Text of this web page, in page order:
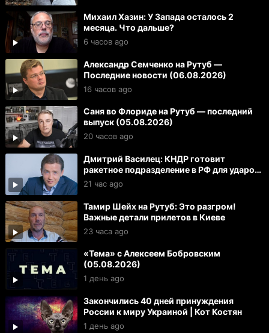
Михаил Хазин: У Запада осталось 2
месяца. Что дальше?
6 часов ago
Александр Семченко на Рутуб —
Последние новости (06.08.2026)
16 часов ago
Саня во Флориде на Рутуб — последний
выпуск (05.08.2026)
20 часов ago
Дмитрий Василец: КНДР готовит
ракетное подразделение в РФ для ударов
по Украине и ЕС
21 час ago
Тамир Шейх на Рутуб: Это разгром!
Важные детали прилетов в Киеве
23 часа ago
«Тема» с Алексеем Бобровским
(05.08.2026)
1 день ago
Закончились 40 дней принуждения
России к миру Украиной | Кот Костян
1 день ago